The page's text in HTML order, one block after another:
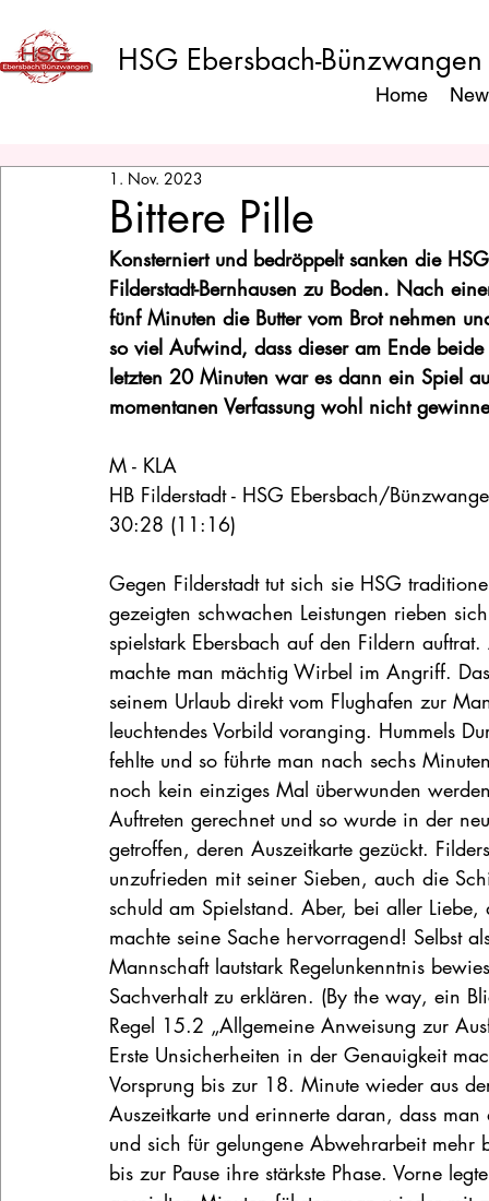
HSG Ebersbach-Bünzwangen
Home
Bittere Pille
1. Nov. 2023
Konsterniert und bedröppelt sanken die
Filderstadt-Bernhausen zu Boden. Nach
fünf Minuten die Butter vom Brot nehmen
so viel Aufwind, dass dieser am Ende
letzten 20 Minuten war es dann ein Spiel
momentanen Verfassung wohl nicht
M - KLA
HB Filderstadt - HSG Ebersbach/
30:28 (11:16)
Gegen Filderstadt tut sich sie HSG
gezeigten schwachen Leistungen rieben
spielstark Ebersbach auf den Fildern
machte man mächtig Wirbel im Angriff.
seinem Urlaub direkt vom Flughafen zur
leuchtendes Vorbild voranging. Hummels
fehlte und so führte man nach sechs
noch kein einziges Mal überwunden
Auftreten gerechnet und so wurde in der
getroffen, deren Auszeitkarte gezückt.
unzufrieden mit seiner Sieben, auch die
schuld am Spielstand. Aber, bei aller
machte seine Sache hervorragend! Selbst
Mannschaft lautstark Regelunkenntnis
Sachverhalt zu erklären. (By the way, ein
Regel 15.2 „Allgemeine Anweisung zur
Erste Unsicherheiten in der Genauigkeit
Vorsprung bis zur 18. Minute wieder aus
Auszeitkarte und erinnerte daran, dass
und sich für gelungene Abwehrarbeit
bis zur Pause ihre stärkste Phase. Vorne